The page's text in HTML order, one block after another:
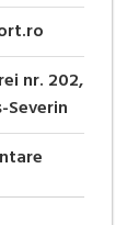
nr. 202,
Severin